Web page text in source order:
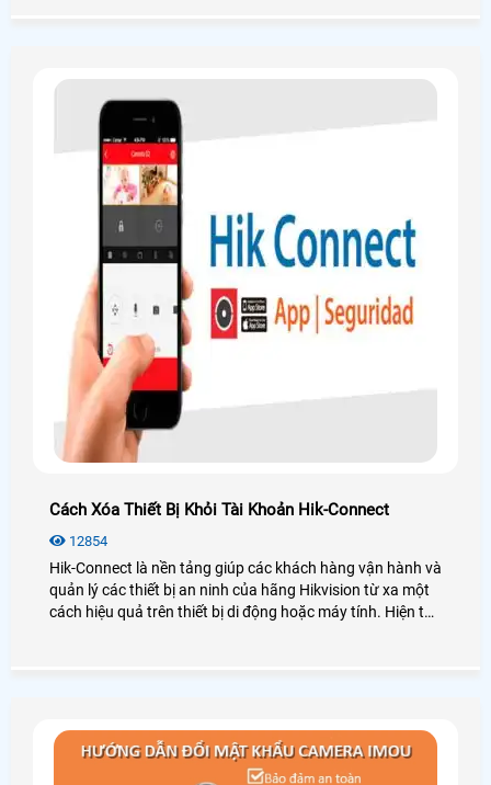
Cách Xóa Thiết Bị Khỏi Tài Khoản Hik-Connect
12854
Hik-Connect là nền tảng giúp các khách hàng vận hành và
quản lý các thiết bị an ninh của hãng Hikvision từ xa một
cách hiệu quả trên thiết bị di động hoặc máy tính. Hiện tại